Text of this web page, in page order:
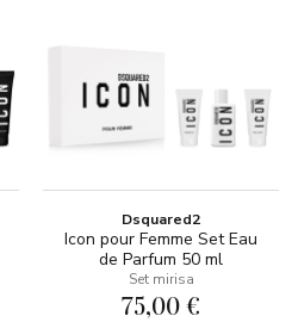
Dsquared2
Icon pour Femme Set Eau
de Parfum 50 ml
Set mirisa
75,00 €